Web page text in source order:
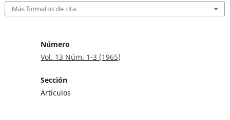
Más formatos de cita
Número
Vol. 13 Núm. 1-3 (1965)
Sección
Artículos